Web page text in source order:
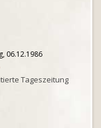
06.12.1986
Tageszeitung